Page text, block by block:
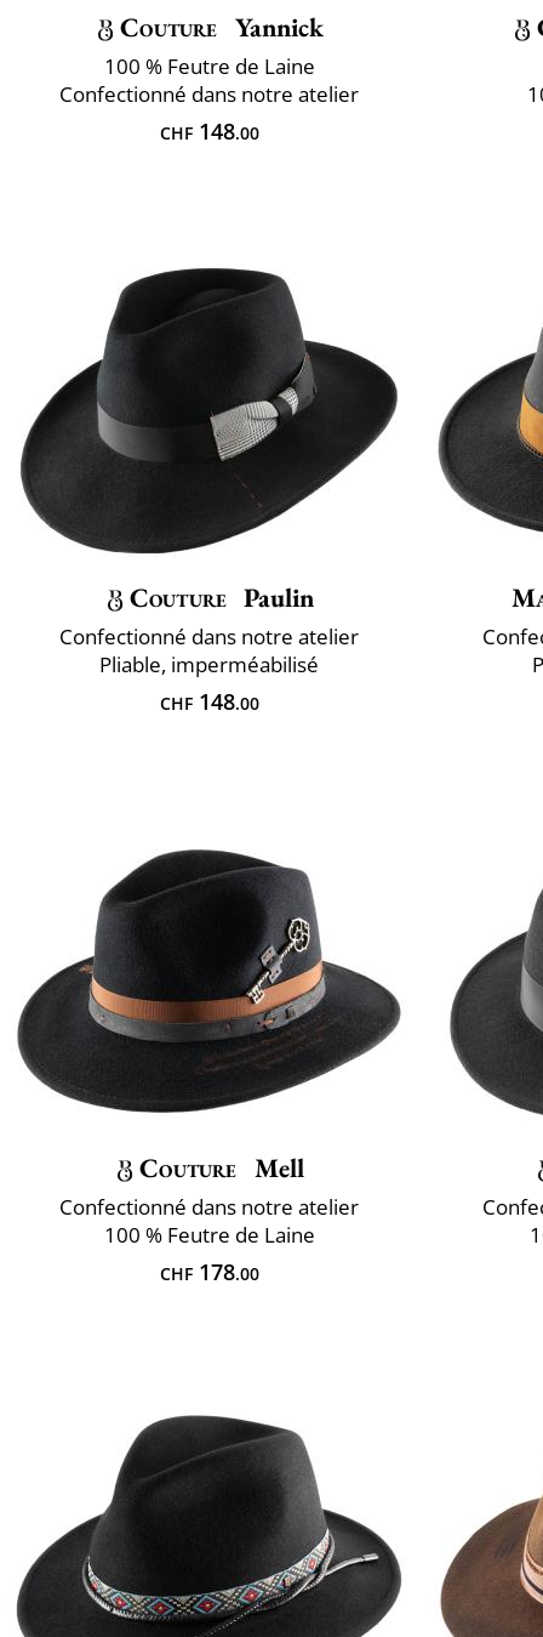
Couture Yannick
100 % Feutre de Laine
Confectionné dans notre atelier
CHF148.00
Couture Paulin
Confectionné dans notre atelier
Pliable, imperméabilisé
CHF148.00
Couture Mell
Confectionné dans notre atelier
100 % Feutre de Laine
CHF178.00